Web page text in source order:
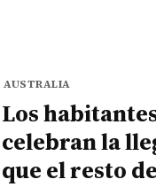
AUSTRALIA
Los
celebran la
que el resto